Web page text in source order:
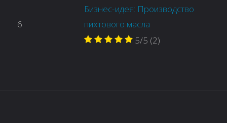
6
Бизнес-идея: Производство
пихтового масла
5/5 (2)